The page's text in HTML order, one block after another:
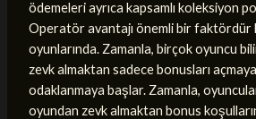
ödemeleri ayrıca kapsamlı koleksiyon
Operatör avantajı önemli bir faktördür
oyunlarında. Zamanla, birçok oyuncu
zevk almaktan sadece bonusları
odaklanmaya başlar. Zamanla,
oyundan zevk almaktan bonus